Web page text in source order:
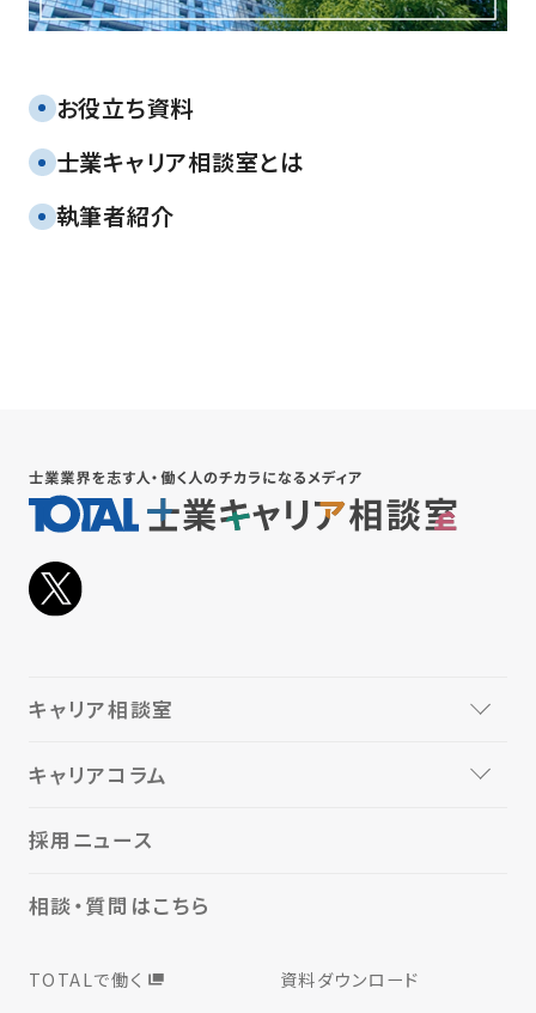
8日（大阪）、大原主催：8月8日
2026.07.17
お役立ち資料
士業キャリア相談室とは
執筆者紹介
キャリア相談室
キャリアコラム
採用ニュース
相談・質問はこちら
TOTALで働く
資料ダウンロード